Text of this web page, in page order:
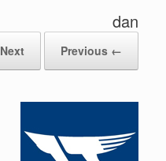
dan
← Previous
Next →